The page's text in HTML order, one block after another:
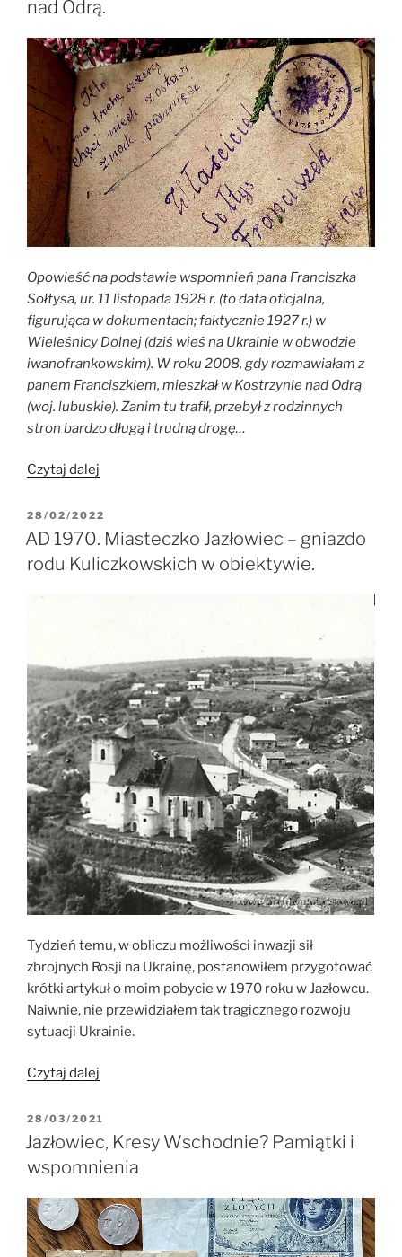
nad Odrą.
Opowieść na podstawie wspomnień pana Franciszka
Sołtysa, ur. 11 listopada 1928 r. (to data oficjalna,
figurująca w dokumentach; faktycznie 1927 r.) w
Wieleśnicy Dolnej (dziś wieś na Ukrainie w obwodzie
iwanofrankowskim). W roku 2008, gdy rozmawiałam z
panem Franciszkiem, mieszkał w Kostrzynie nad Odrą
(woj. lubuskie). Zanim tu trafił, przebył z rodzinnych
stron bardzo długą i trudną drogę…
Czytaj dalej
Droga
Franciszka
Sołtysa
od
Stefanówki
Wschodnich,
poprzez
Syberię,
Uzbekistan,
do
Kostrzyna
nad
Odrą.”
OPUBLIKOWANE
W
28/02/2022
AD 1970. Miasteczko Jazłowiec – gniazdo
rodu Kuliczkowskich w obiektywie.
Tydzień temu, w obliczu możliwości inwazji sił
zbrojnych Rosji na Ukrainę, postanowiłem przygotować
krótki artykuł o moim pobycie w 1970 roku w Jazłowcu.
Naiwnie, nie przewidziałem tak tragicznego rozwoju
sytuacji Ukrainie.
Czytaj dalej
Miasteczko
Jazłowiec
–
gniazdo
rodu
Kuliczkowskich
w
OPUBLIKOWANE
W
28/03/2021
Jazłowiec, Kresy Wschodnie? Pamiątki i
wspomnienia